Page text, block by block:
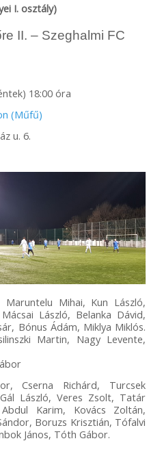
I. osztály)
II. – Szeghalmi FC
18:00 óra
(Műfű)
u. 6.
Mihai, Kun László,
László, Belanka Dávid,
Bónus Ádám, Miklya Miklós.
Martin, Nagy Levente,
Cserna Richárd, Turcsek
László, Veres Zsolt, Tatár
Karim, Kovács Zoltán,
Boruzs Krisztián, Tófalvi
János, Tóth Gábor.